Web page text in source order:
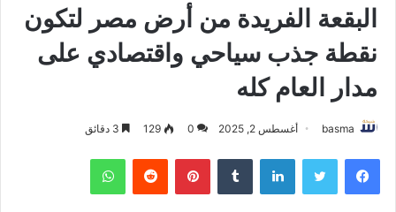
البقعة الفريدة من أرض مصر لتكون
نقطة جذب سياحي واقتصادي على
مدار العام كله
basma أغسطس 2, 2025 0
129
فيسبوك تويتر لينكدإن بينتيريست واتساب